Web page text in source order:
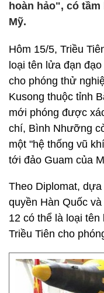
hoàn hảo", có
Mỹ.
Hôm 15/5, Triều
loại tên lửa đạn
cho phóng thử
Kusong thuộc tỉnh
mới phóng được
chí, Bình Nhưỡng
một "hệ thống vũ
tới đảo Guam của
Theo Diplomat,
quyền Hàn Quốc
12 có thể là loại
Triều Tiên cho